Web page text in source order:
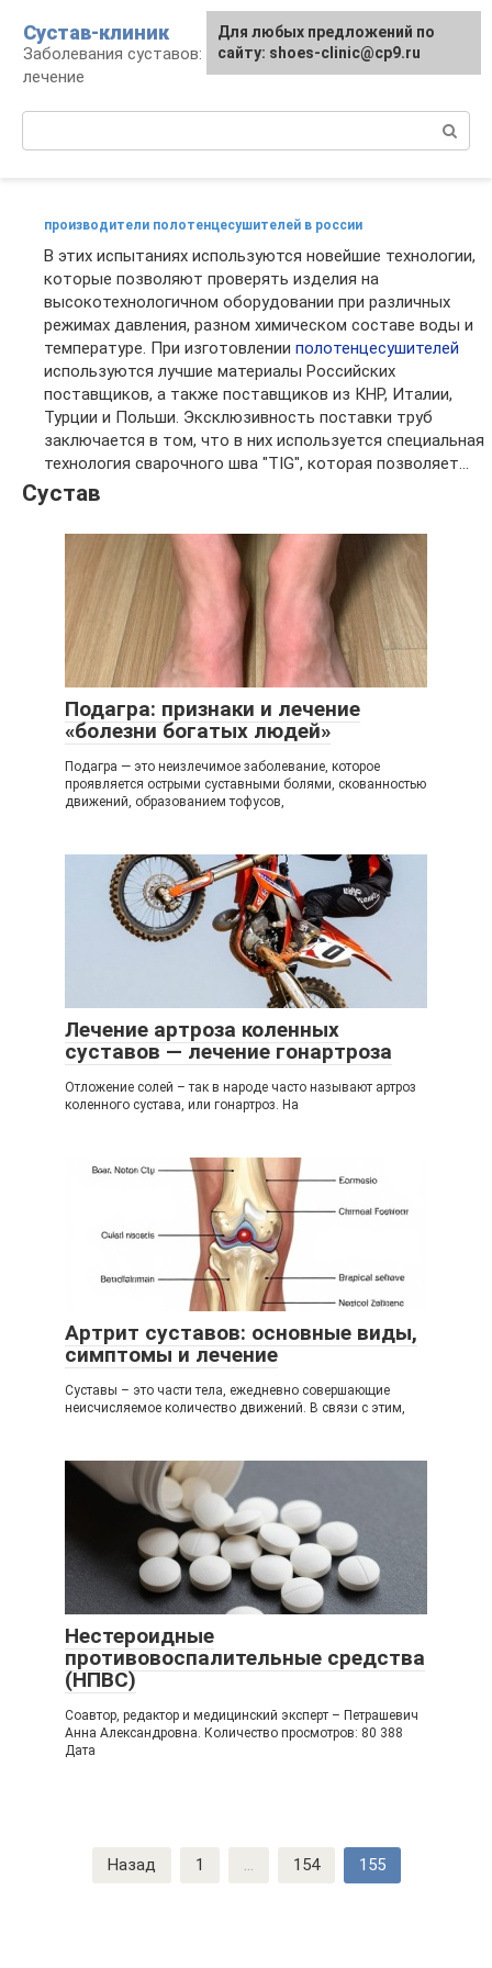
контенту
Сустав-клиник
Заболевания суставов: профилактика и
лечение
производители полотенцесушителей в россии
В этих испытаниях используются новейшие технологии,
которые позволяют проверять изделия на
высокотехнологичном оборудовании при различных
режимах давления, разном химическом составе воды и
температуре. При изготовлении полотенцесушителей
используются лучшие материалы Российских
поставщиков, а также поставщиков из КНР, Италии,
Турции и Польши. Эксклюзивность поставки труб
заключается в том, что в них используется специальная
технология сварочного шва "TIG", которая позволяет...
Сустав
Подагра: признаки и лечение
«болезни богатых людей»
Подагра — это неизлечимое заболевание, которое
проявляется острыми суставными болями, скованностью
движений, образованием тофусов,
Лечение артроза коленных
суставов — лечение гонартроза
Отложение солей – так в народе часто называют артроз
коленного сустава, или гонартроз. На
Артрит суставов: основные виды,
симптомы и лечение
Суставы – это части тела, ежедневно совершающие
неисчисляемое количество движений. В связи с этим,
Нестероидные
противовоспалительные средства
(НПВС)
Соавтор, редактор и медицинский эксперт – Петрашевич
Анна Александровна. Количество просмотров: 80 388
Дата
Назад 1 ... 154 155
Для любых предложений по
сайту: shoes-clinic@cp9.ru